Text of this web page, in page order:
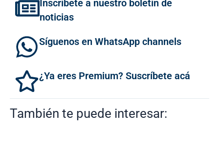
Inscríbete a nuestro boletín de
noticias
Síguenos en WhatsApp channels
¿Ya eres Premium? Suscríbete acá
También te puede interesar: